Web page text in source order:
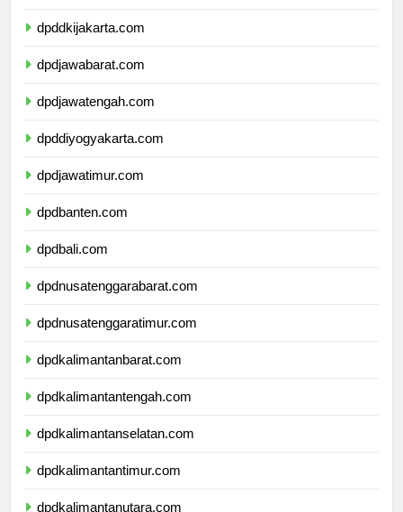
dpddkijakarta.com
dpdjawabarat.com
dpdjawatengah.com
dpddiyogyakarta.com
dpdjawatimur.com
dpdbanten.com
dpdbali.com
dpdnusatenggarabarat.com
dpdnusatenggaratimur.com
dpdkalimantanbarat.com
dpdkalimantantengah.com
dpdkalimantanselatan.com
dpdkalimantantimur.com
dpdkalimantanutara.com